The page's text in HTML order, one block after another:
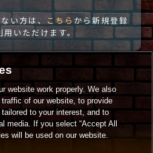
い方は、 こちらから新規登録
用いただけます。
website work properly. We also
of our website, to provide
to your interest, and to
media. If you select “Accept All
will be used on our website.